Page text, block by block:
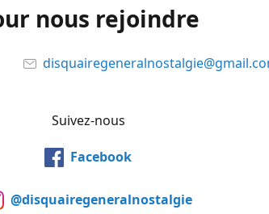
nous rejoindre
Suivez-nous
Facebook
@disquairegeneralnostalgie